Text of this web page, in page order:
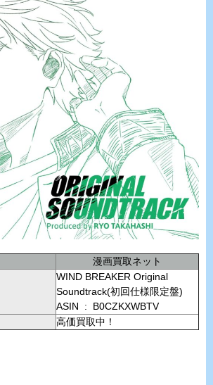
漫画買取ネット
WIND BREAKER Original
Soundtrack(初回仕様限定盤)
ASIN ‏ : ‎ B0CZKXWBTV
高価買取中！